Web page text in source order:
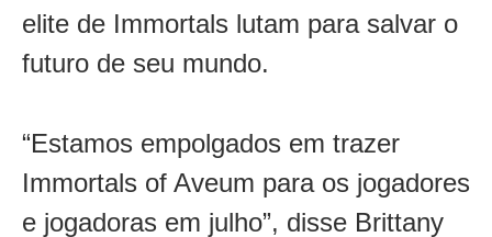
elite de Immortals lutam para salvar o
futuro de seu mundo.
“Estamos empolgados em trazer
Immortals of Aveum para os jogadores
e jogadoras em julho”, disse Brittany